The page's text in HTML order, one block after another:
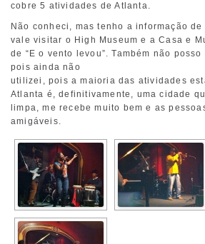
cobre 5 atividades de Atlanta.
Não conheci, mas tenho a informação
vale visitar o High Museum e a Casa e
de “E o vento levou”. Também não
pois ainda não
utilizei, pois a maioria das atividades
Atlanta é, definitivamente, uma cidade
limpa, me recebe muito bem e as
amigáveis.